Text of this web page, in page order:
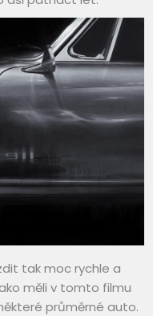
tak moc rychle a
měli v tomto filmu
průměrné auto.